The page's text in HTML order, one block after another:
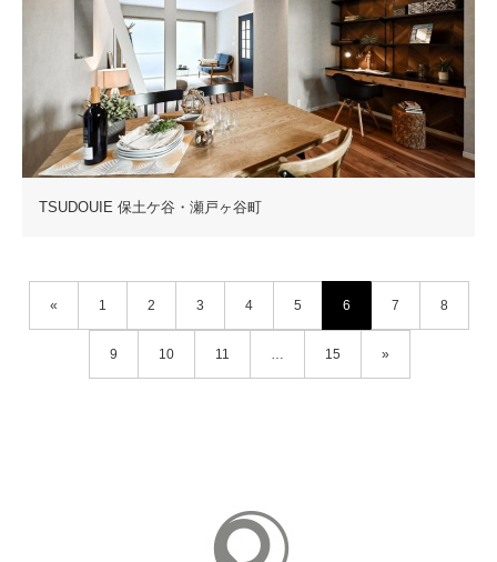
TSUDOUIE 保土ケ谷・瀬戸ヶ谷町
« 1 2 3 4 5 6 7 8
9 10 11 … 15 »